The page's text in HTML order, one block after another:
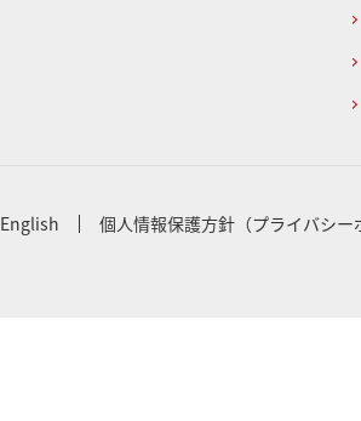
English 個人情報保護方針（プライバシー